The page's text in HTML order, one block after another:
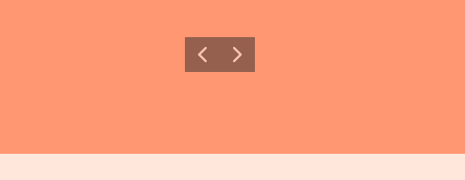
ForrigeNæste